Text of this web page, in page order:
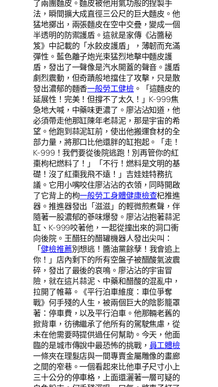
了兩團麵皮。麵皮被他用氣功般的捏製手
法，瞬間擴大成直徑三公尺的巨大麵皮。他
猛地擲出，兩張麵皮在空中交疊，變成一個
半透明的防禦護盾。這就是家傳《沾醬秘
笈》中記載的「水餃皮護盾」，薄韌而充滿
彈性。藍色離子炮光束猛烈地擊中麵皮護
盾，發出了一聲像是汽水開蓋的聲音。護盾
劇烈震動，但奇蹟般地擋住了攻擊，只是散
發出濃郁的麵香一般勞工健檢。「這麵皮的
延展性！完美！但撐不了太久！」K-999焦
急地大喊，中藥味更濃了。廖沾沾知道，他
必須帶走他那缸陳年老蒜泥，那是宇宙的希
望。他跑到蒜泥缸前，使出他搬運食材的全
部力量，將那口比他還胖的缸抱起。「走！
K-999！我們要從後院逃跑！別再管你的紅
棗枸杞燃料了！」「不行！燃料是文明的基
礎！沒了紅棗我飛不遠！」吉娃娃特務抗
議。它用小嘴咬住廖沾沾的衣領，同時開啟
了它背上的枸一般勞工身體健康檢查杞推進
器。推進器發出「滋滋」的輕微煎煮聲，伴
隨著一股濃郁的蔘味爆發。廖沾沾抱著蒜泥
缸、K-999咬著他，一起從撞出來的洞口衝
向後院。王醋狂的醋罐機器人發出尖叫：
「健檢推薦別想逃！醬油黨餘孽！我會追上
你！」店內剩下的所有空盤子被醋酸氣波震
碎，發出了最後的哀鳴。廖沾沾的宇宙冒
險，就在這片蒜泥、中藥和醋酸的混亂中，
拉開了帷幕。《平行泊車維度：車位爭奪
戰》何手殘的人生，被兩個巨大的陰影籠罩
著：停車費，以及平行泊車。他那輛老舊的
掀背車，彷彿繼承了他所有的駕駛焦慮，從
未在他需要時提供過任何幫助。今天，他面
臨的是城市傳說中最恐怖的挑戰， 員工體檢
一條夾在理髮店與一間專賣金屬雕像的畫廊
之間的窄巷。一個看起來比他車子尺寸小上
三十公分的停車格，上面還灑著一層可疑的